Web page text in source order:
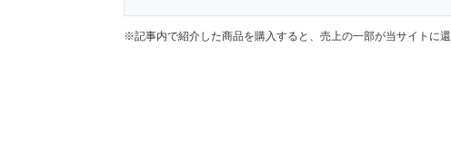
※記事内で紹介した商品を購入すると、売上の一部が当サイトに還